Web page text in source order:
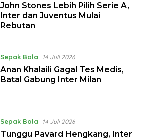
John Stones Lebih Pilih Serie A,
Inter dan Juventus Mulai
Rebutan
Sepak Bola 14 Juli 2026
Anan Khalaili Gagal Tes Medis,
Batal Gabung Inter Milan
Sepak Bola 14 Juli 2026
Tunggu Pavard Hengkang, Inter